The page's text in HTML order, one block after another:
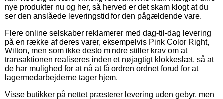
nye produkter nu og her, så herved er det skam klogt at du
ser den anslåede leveringstid for den pågældende vare.
Flere online selskaber reklamerer med dag-til-dag levering
på en række af deres varer, eksempelvis Pink Color Right,
Wilton, men som ikke desto mindre stiller krav om at
transaktionen realiseres inden et nøjagtigt klokkeslæt, så at
de har mulighed for at nå at få ordren ordnet forud for at
lagermedarbejderne tager hjem.
Visse butikker på nettet præsterer levering uden gebyr, men